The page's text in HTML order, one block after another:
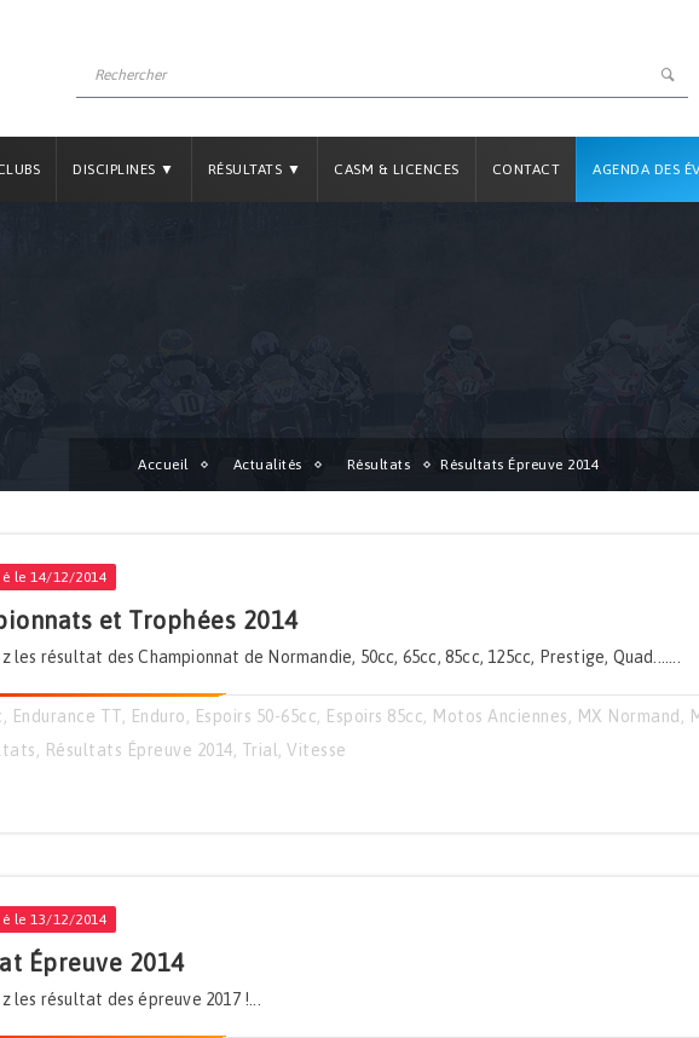
DISCIPLINES ▼ RÉSULTATS ▼ CASM & LICENCES CONTACT AGENDA DES
Accueil Actualités Résultats Résultats Épreuve 2014
le 14/12/2014
et Trophées 2014
les résultat des Championnat de Normandie, 50cc, 65cc, 85cc, 125cc, Prestige, Quad.......
, Endurance TT, Enduro, Espoirs 50-65cc, Espoirs 85cc, Motos Anciennes, MX Normand ,
, Résultats Épreuve 2014, Trial, Vitesse
le 13/12/2014
Épreuve 2014
les résultat des épreuve 2017 !...